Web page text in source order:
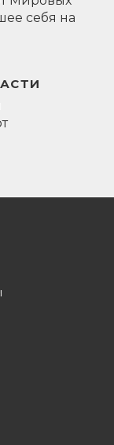
себя на